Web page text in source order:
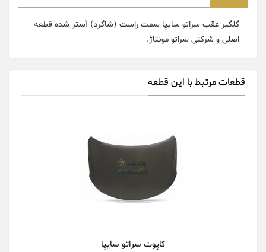
گلگیر عقب سراتو سایپا سمت راست (شاگرد) آستر شده قطعه
اصلی و شرکتی سراتو مونتاژ.
قطعات مرتبط با این قطعه
کاپوت سراتو سایپا